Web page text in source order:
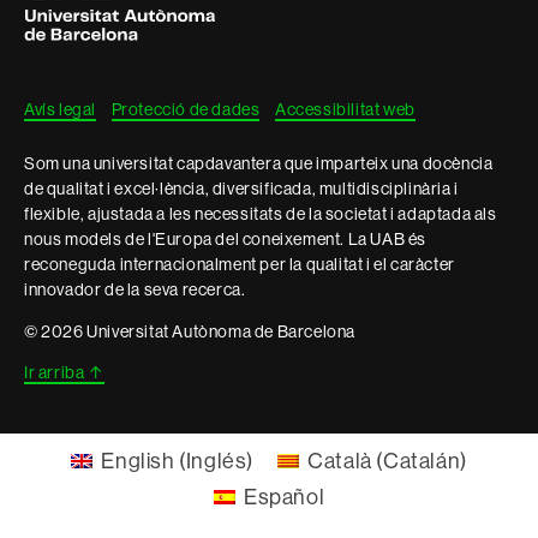
informació
legal
de
Barcelona
Avís legal Protecció de dades Accessibilitat web
Som una universitat capdavantera que imparteix una docència
de qualitat i excel·lència, diversificada, multidisciplinària i
flexible, ajustada a les necessitats de la societat i adaptada als
nous models de l'Europa del coneixement. La UAB és
reconeguda internacionalment per la qualitat i el caràcter
innovador de la seva recerca.
© 2026 Universitat Autònoma de Barcelona
Ir arriba ↑
English (Inglés) Català (Catalán)
Español